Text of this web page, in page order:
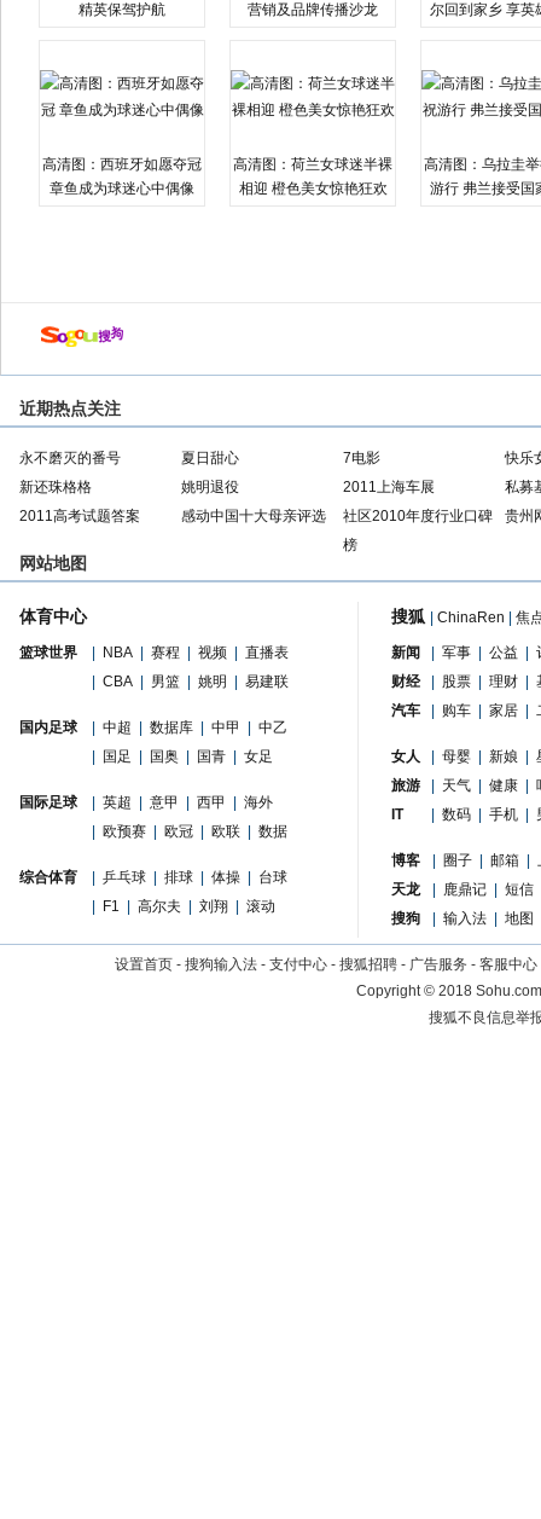
精英保驾护航
营销及品牌传播沙龙
尔回到家乡 享英
高清图：西班牙如愿夺冠
章鱼成为球迷心中偶像
高清图：荷兰女球迷半裸
相迎 橙色美女惊艳狂欢
高清图：乌拉圭
游行 弗兰接受国
近期热点关注
永不磨灭的番号 夏日甜心 7电影
快乐
新还珠格格
姚明退役 2011上海车展
私募
2011高考试题答案
感动中国十大母亲评选
社区2010年度行业口碑
榜
贵州
网站地图
体育中心
篮球世界 NBA 赛程 视频
直播表
CBA 男篮 姚明 易建联
国内足球 中超 数据库 中甲
中乙
国足 国奥 国青 女足
国际足球 英超 意甲 西甲
海外
欧预赛 欧冠 欧联 数据
综合体育 乒乓球 排球 体操
台球
F1 高尔夫 刘翔 滚动
搜狐 ChinaRen 焦
新闻 军事 公益
财经
股票 理财
汽车
购车 家居
女人 母婴 新娘
旅游
天气 健康
IT
数码 手机
博客 圈子 邮箱
天龙
鹿鼎记
短信
搜狗
输入法 地图
设置首页 - 搜狗输入法 - 支付中心 - 搜狐招聘 - 广告服务 - 客服中心
Copyright©2018
搜狐不良信息举